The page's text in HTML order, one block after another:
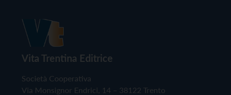
Vita Trentina Editrice
Società Cooperativa
Via Monsignor Endrici, 14 – 38122 Trento